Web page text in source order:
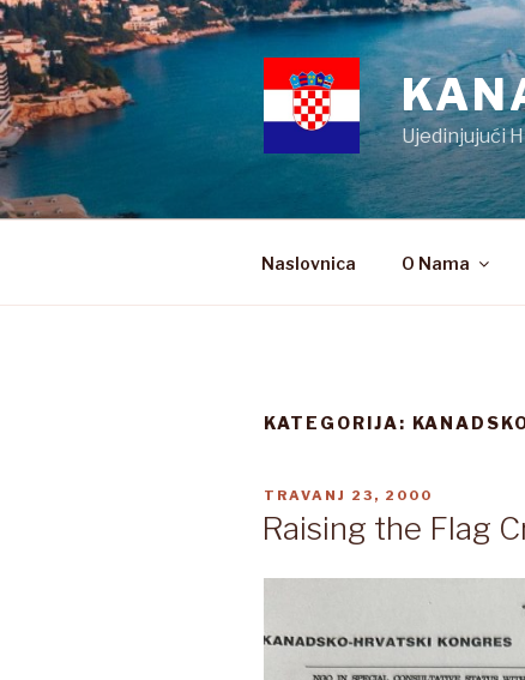
Preskoči
na
sadržaj
Ujedinjujući
Naslovnica O Nama
KATEGORIJA:
OBJAVLJENO
TRAVANJ 23, 2000
Raising the Flag